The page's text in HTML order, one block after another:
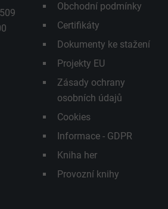
Obchodní podmínky
Certifikáty
Dokumenty ke stažení
Projekty EU
Zásady ochrany
osobních údajů
Cookies
Informace - GDPR
Kniha her
Provozní knihy